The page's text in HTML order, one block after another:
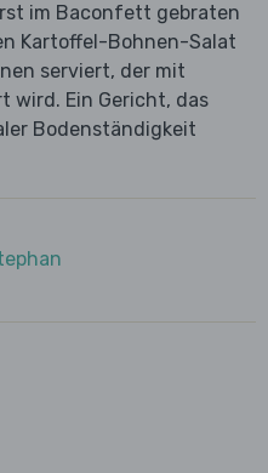
im Baconfett gebraten
Kartoffel-Bohnen-Salat
serviert, der mit
wird. Ein Gericht, das
Bodenständigkeit